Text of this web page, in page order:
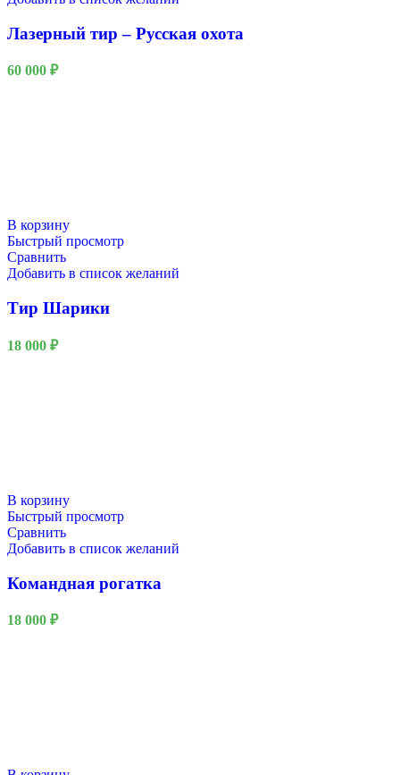
Лазерный тир – Русская охота
60 000 ₽
В корзину
Быстрый просмотр
Сравнить
Добавить в список желаний
Тир Шарики
18 000 ₽
В корзину
Быстрый просмотр
Сравнить
Добавить в список желаний
Командная рогатка
18 000 ₽